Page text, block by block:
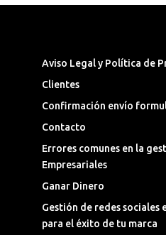
Aviso Legal y Política de
Clientes
Confirmación envío
Contacto
Errores comunes en la
Empresariales
Ganar Dinero
Gestión de redes sociales
para el éxito de tu marca